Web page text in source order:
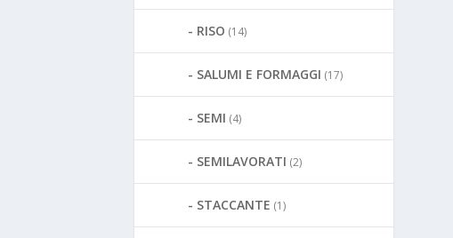
RISO (14)
SALUMI E FORMAGGI (17)
SEMI (4)
SEMILAVORATI (2)
STACCANTE (1)